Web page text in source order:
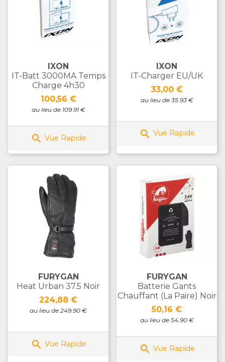
IXON
IT-Batt 3000MA Temps
Charge 4h30
Prix
100,56 €
au lieu de 109.91 €
 Vue Rapide
IXON
IT-Charger EU/UK
Prix
33,00 €
au lieu de 35.93 €
 Vue Rapide
FURYGAN
Heat Urban 37.5 Noir
Prix
224,88 €
au lieu de 249.90 €
 Vue Rapide
FURYGAN
Batterie Gants
Chauffant (la Paire) Noir
Prix
50,16 €
au lieu de 54.90 €
 Vue Rapide